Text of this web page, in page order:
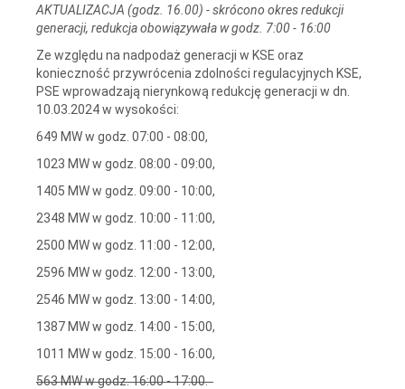
AKTUALIZACJA (godz. 16.00) - skrócono okres redukcji
generacji, redukcja obowiązywała w godz. 7:00 - 16:00
Ze względu na nadpodaż generacji w KSE oraz
konieczność przywrócenia zdolności regulacyjnych KSE,
PSE wprowadzają nierynkową redukcję generacji w dn.
10.03.2024 w wysokości:
649 MW w godz. 07:00 - 08:00,
1023 MW w godz. 08:00 - 09:00,
1405 MW w godz. 09:00 - 10:00,
2348 MW w godz. 10:00 - 11:00,
2500 MW w godz. 11:00 - 12:00,
2596 MW w godz. 12:00 - 13:00,
2546 MW w godz. 13:00 - 14:00,
1387 MW w godz. 14:00 - 15:00,
1011 MW w godz. 15:00 - 16:00,
563 MW w godz. 16:00 - 17:00.